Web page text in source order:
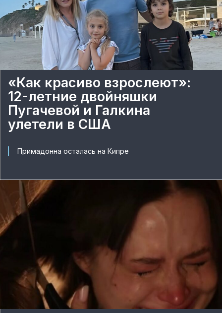
«Как красиво взрослеют»:
12-летние двойняшки
Пугачевой и Галкина
улетели в США
Примадонна осталась на Кипре